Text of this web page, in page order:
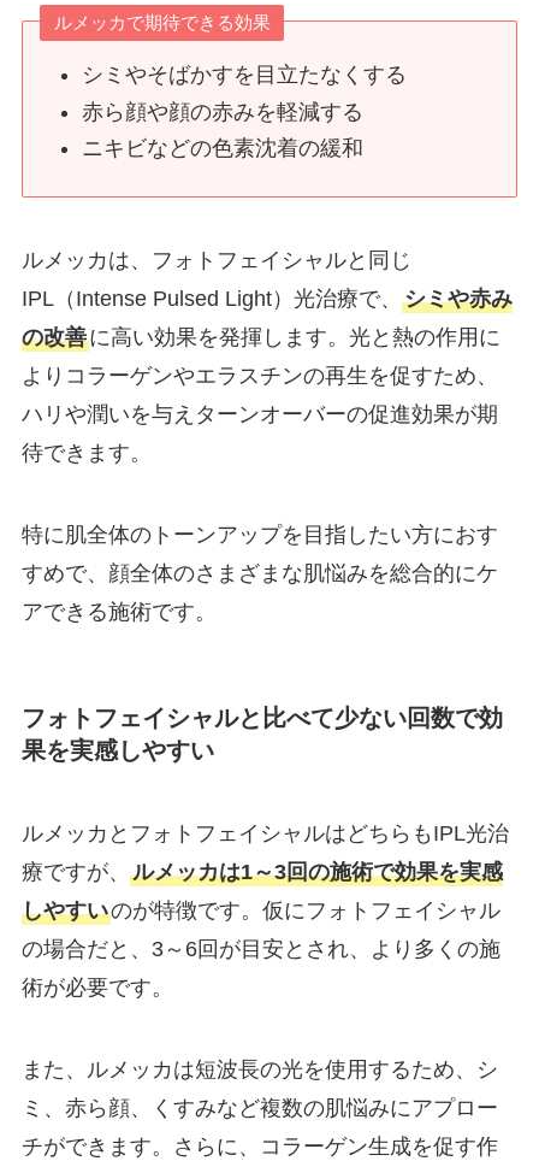
ルメッカで期待できる効果
シミやそばかすを目立たなくする
赤ら顔や顔の赤みを軽減する
ニキビなどの色素沈着の緩和
ルメッカは、フォトフェイシャルと同じ
IPL（Intense Pulsed Light）光治療で、 シミや赤み
の改善に高い効果を発揮します。光と熱の作用に
よりコラーゲンやエラスチンの再生を促すため、
ハリや潤いを与えターンオーバーの促進効果が期
待できます。
特に肌全体のトーンアップを目指したい方におす
すめで、顔全体のさまざまな肌悩みを総合的にケ
アできる施術です。
フォトフェイシャルと比べて少ない回数で効
果を実感しやすい
ルメッカとフォトフェイシャルはどちらもIPL光治
療ですが、 ルメッカは1～3回の施術で効果を実感
しやすいのが特徴です。仮にフォトフェイシャル
の場合だと、3～6回が目安とされ、より多くの施
術が必要です。
また、ルメッカは短波長の光を使用するため、シ
ミ、赤ら顔、くすみなど複数の肌悩みにアプロー
チができます。さらに、コラーゲン生成を促す作